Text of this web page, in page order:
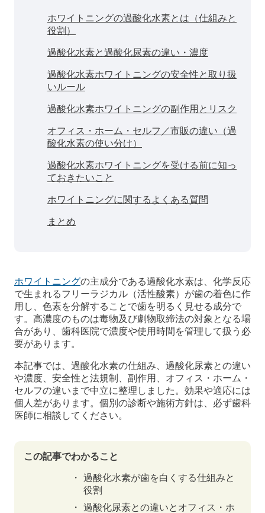
ホワイトニングの過酸化水素とは（仕組みと
役割）
過酸化水素と過酸化尿素の違い・濃度
過酸化水素ホワイトニングの安全性と取り扱
いルール
過酸化水素ホワイトニングの副作用とリスク
オフィス・ホーム・セルフ／市販の違い（過
酸化水素の使い分け）
過酸化水素ホワイトニングを受ける前に知っ
ておきたいこと
ホワイトニングに関するよくある質問
まとめ
ホワイトニングの主成分である過酸化水素は、化学反応
で生まれるフリーラジカル（活性酸素）が歯の着色に作
用し、色素を分解することで歯を明るく見せる成分で
す。高濃度のものは毒物及び劇物取締法の対象となる場
合があり、歯科医院で濃度や使用時間を管理して扱う必
要があります。
本記事では、過酸化水素の仕組み、過酸化尿素との違い
や濃度、安全性と法規制、副作用、オフィス・ホーム・
セルフの違いまで中立に整理しました。効果や適応には
個人差があります。個別の診断や施術方針は、必ず歯科
医師に相談してください。
この記事でわかること
過酸化水素が歯を白くする仕組みと
役割
過酸化尿素との違いとオフィス・ホ